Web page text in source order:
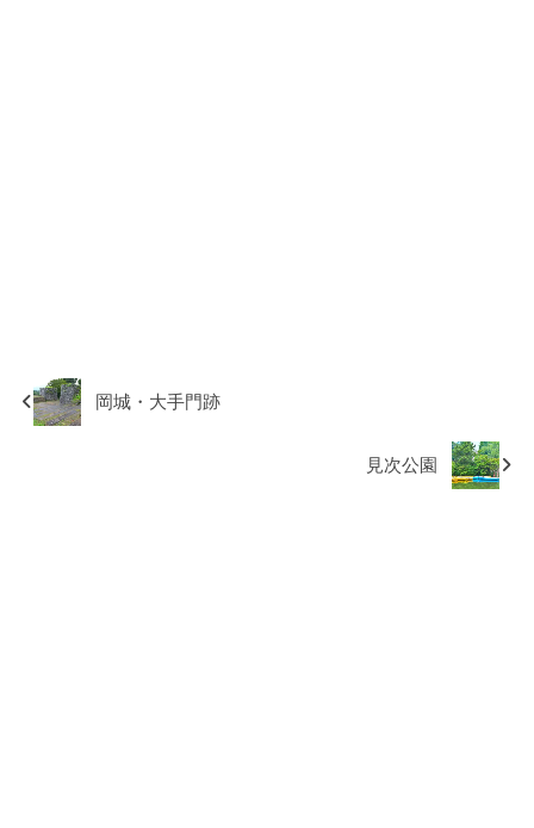
岡城・大手門跡
見次公園